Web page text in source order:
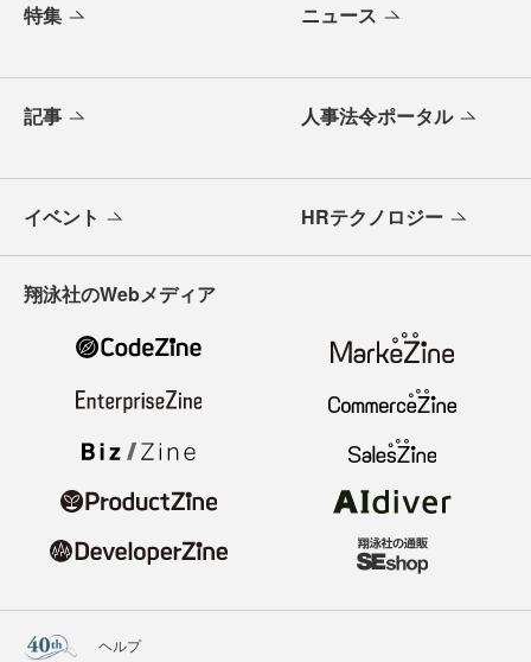
特集 ニュース
記事 人事法令ポータル
イベント HRテクノロジー
翔泳社のWebメディア
ヘルプ